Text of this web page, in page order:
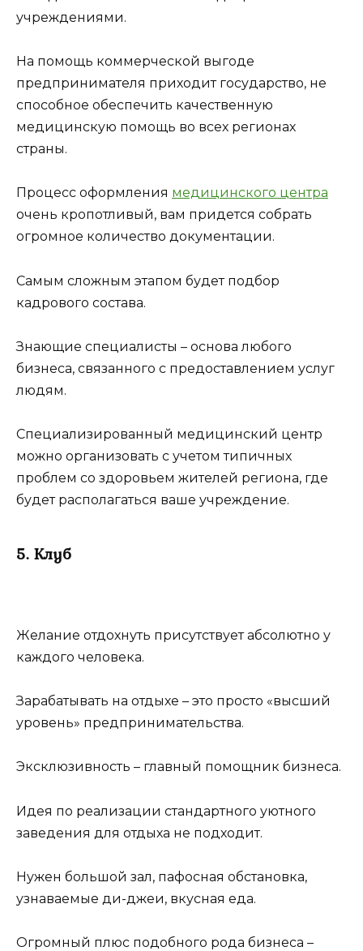
учреждениями.
На помощь коммерческой выгоде
предпринимателя приходит государство, не
способное обеспечить качественную
медицинскую помощь во всех регионах
страны.
Процесс оформления медицинского центра
очень кропотливый, вам придется собрать
огромное количество документации.
Самым сложным этапом будет подбор
кадрового состава.
Знающие специалисты – основа любого
бизнеса, связанного с предоставлением услуг
людям.
Специализированный медицинский центр
можно организовать с учетом типичных
проблем со здоровьем жителей региона, где
будет располагаться ваше учреждение.
5. Клуб
Желание отдохнуть присутствует абсолютно у
каждого человека.
Зарабатывать на отдыхе – это просто «высший
уровень» предпринимательства.
Эксклюзивность – главный помощник бизнеса.
Идея по реализации стандартного уютного
заведения для отдыха не подходит.
Нужен большой зал, пафосная обстановка,
узнаваемые ди-джеи, вкусная еда.
Огромный плюс подобного рода бизнеса –